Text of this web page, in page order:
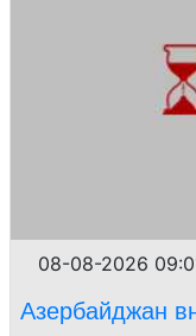
08-08-2026
Азербайджан